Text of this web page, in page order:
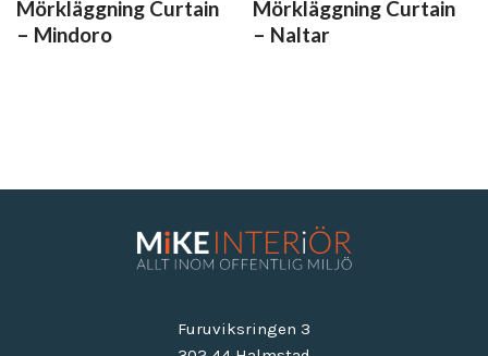
Mörkläggning Curtain
– Mindoro
Mörkläggning Curtain
– Naltar
Furuviksringen 3